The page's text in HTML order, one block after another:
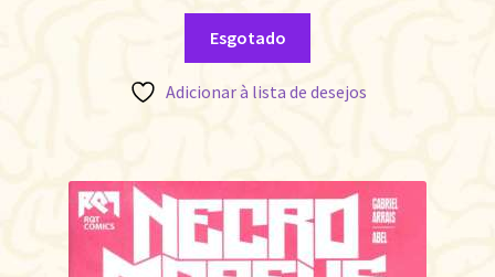
Esgotado
Adicionar à lista de desejos